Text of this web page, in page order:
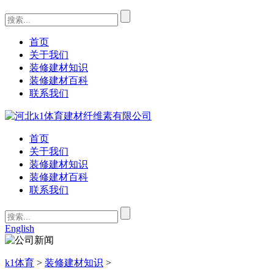
首页
关于我们
装修建材知识
装修建材百科
联系我们
首页
关于我们
装修建材知识
装修建材百科
联系我们
English
k1体育 > 装修建材知识 >